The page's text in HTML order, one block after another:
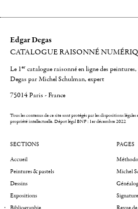
Edgar Degas
CATALOGUE RAISONNÉ
Le 1er catalogue raisonné en ligne des
Degas par Michel Schulman, expert
75014 Paris - France
Tous les contenus de ce site sont protégés par les dispositions
propriété intellectuelle.Dépot légal BNF : 1er décembre 2022
SECTIONS
Accueil
Peintures & pastels
Dessins
Expositions
PAGES
Michel